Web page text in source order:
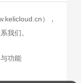
），
我们。
功能